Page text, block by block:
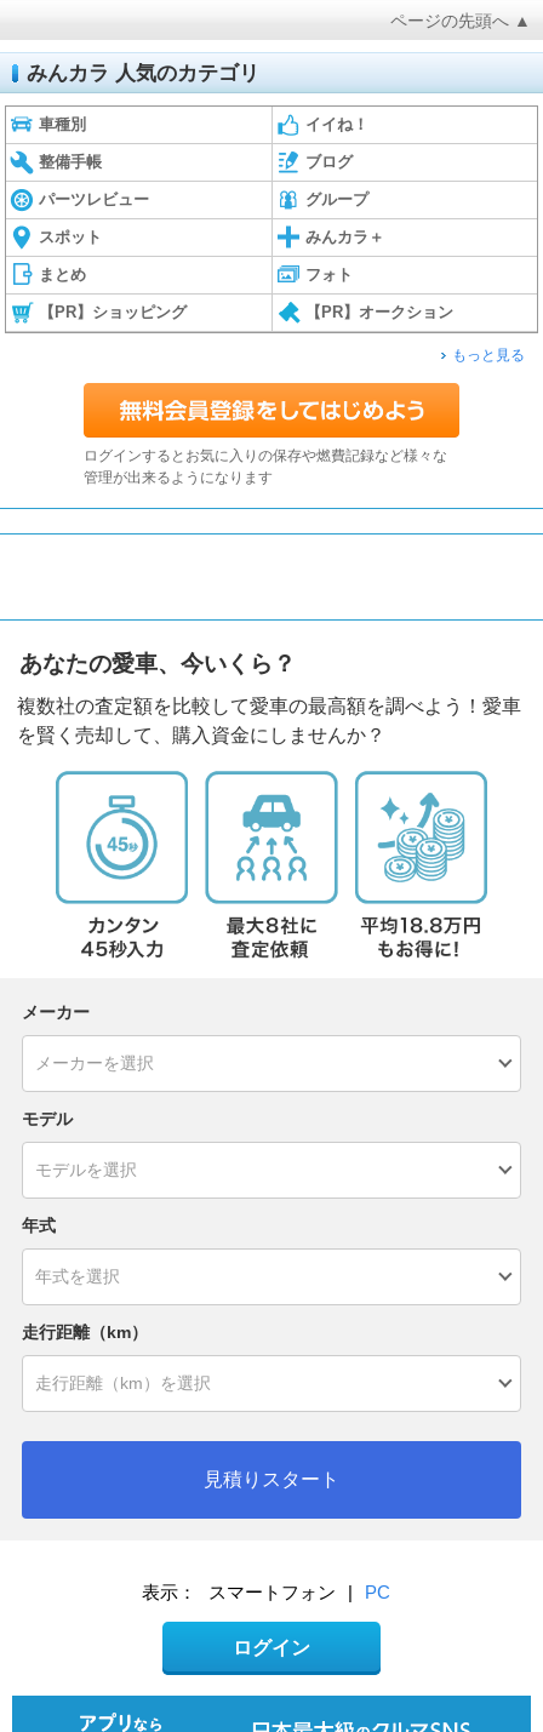
ページの先頭へ ▲
みんカラ 人気のカテゴリ
車種別 イイね！
整備手帳 ブログ
パーツレビュー グループ
スポット みんカラ＋
まとめ フォト
【PR】ショッピング 【PR】オークション
もっと見る
ログインするとお気に入りの保存や燃費記録など様々な
管理が出来るようになります
あなたの愛車、今いくら？
複数社の査定額を比較して愛車の最高額を調べよう！愛車
を賢く売却して、購入資金にしませんか？
メーカー
モデル
年式
走行距離（km）
見積りスタート
表示： スマートフォン | PC
ログイン